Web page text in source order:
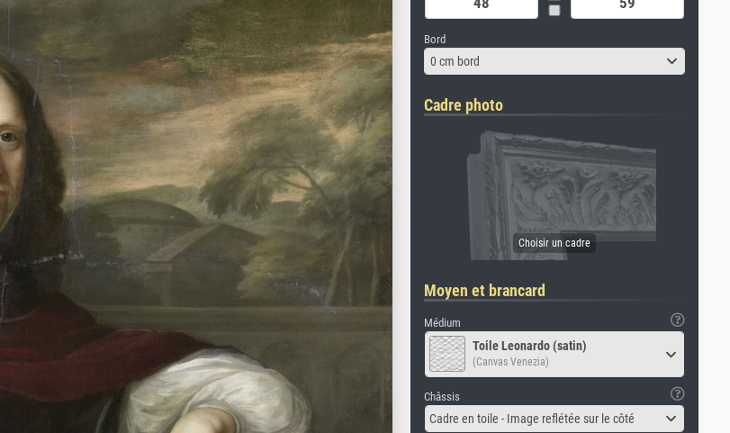
Bord
0 cm bord
Cadre photo
Moyen et brancard
Médium
Toile Leonardo (satin)
(Canvas Venezia)
Châssis
Cadre en toile - Image reflétée sur le côté